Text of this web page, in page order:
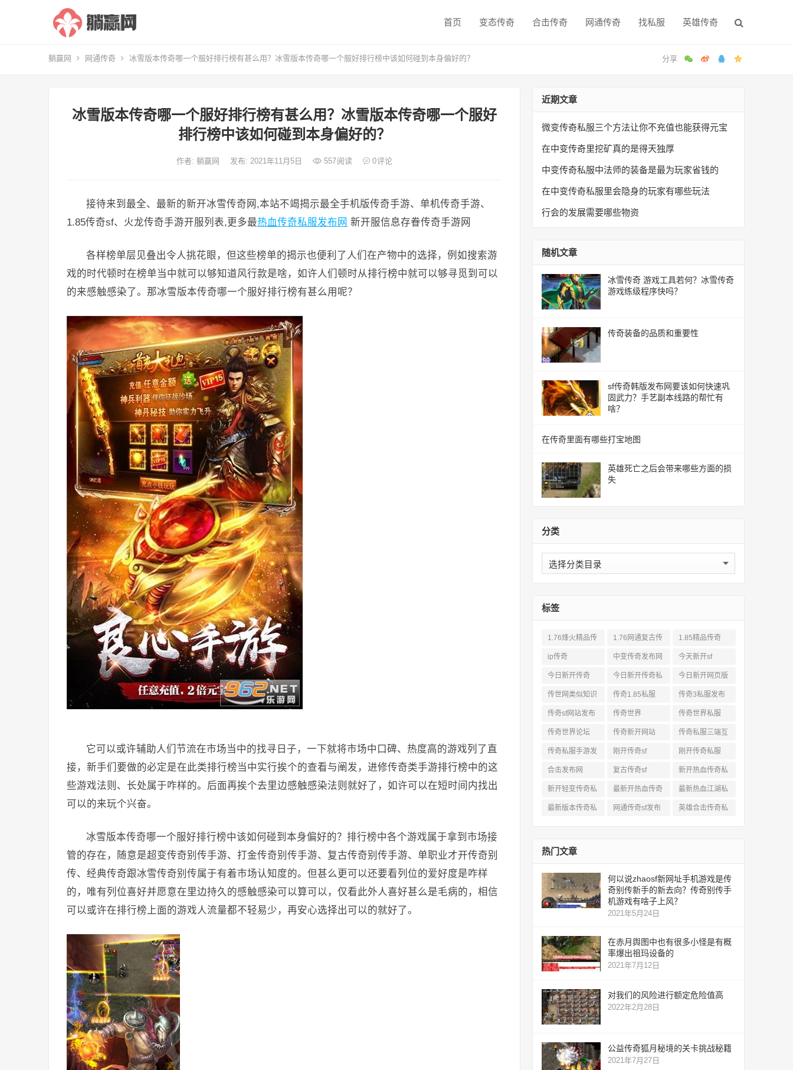
首页 变态传奇 合击传奇 网通传奇 找私服 英雄传奇
躺赢网 网通传奇 冰雪版本传奇哪一个服好排行榜有甚么用？冰雪版本传奇哪一个服好排行榜中该如何碰到本身偏好的？
冰雪版本传奇哪一个服好排行榜有甚么用？冰雪版本传奇哪一个服好
排行榜中该如何碰到本身偏好的？
作者: 躺赢网 发布: 2021年11月5日 557阅读 0评论
接待来到最全、最新的新开冰雪传奇网,本站不竭揭示最全手机版传奇手游、单机传奇手游、
1.85传奇sf、火龙传奇手游开服列表,更多最热血传奇私服发布网 新开服信息存眷传奇手游网
各样榜单层见叠出令人挑花眼，但这些榜单的揭示也便利了人们在产物中的选择，例如搜索游
戏的时代顿时在榜单当中就可以够知道风行款是啥，如许人们顿时从排行榜中就可以够寻觅到可以
的来感触感染了。那冰雪版本传奇哪一个服好排行榜有甚么用呢？
它可以或许辅助人们节流在市场当中的找寻日子，一下就将市场中口碑、热度高的游戏列了直
接，新手们要做的必定是在此类排行榜当中实行挨个的查看与阐发，进修传奇类手游排行榜中的这
些游戏法则、长处属于咋样的。后面再挨个去里边感触感染法则就好了，如许可以在短时间内找出
可以的来玩个兴奋。
冰雪版本传奇哪一个服好排行榜中该如何碰到本身偏好的？排行榜中各个游戏属于拿到市场接
管的存在，随意是超变传奇别传手游、打金传奇别传手游、复古传奇别传手游、单职业才开传奇别
传、经典传奇跟冰雪传奇别传属于有着市场认知度的。但甚么更可以还要看列位的爱好度是咋样
的，唯有列位喜好并愿意在里边持久的感触感染可以算可以，仅看此外人喜好甚么是毛病的，相信
可以或许在排行榜上面的游戏人流量都不轻易少，再安心选择出可以的就好了。
近期文章
微变传奇私服三个方法让你不充值也能获得元宝
在中变传奇里挖矿真的是得天独厚
中变传奇私服中法师的装备是最为玩家省钱的
在中变传奇私服里会隐身的玩家有哪些玩法
行会的发展需要哪些物资
随机文章
冰雪传奇 游戏工具若何？冰雪传奇
游戏练级程序快吗？
传奇装备的品质和重要性
sf传奇韩版发布网要该如何快速巩
固武力？手艺副本线路的帮忙有
啥？
在传奇里面有哪些打宝地图
英雄死亡之后会带来哪些方面的损
失
分类
分
类
标签
1.76烽火精品传
奇私服网站
1.76网通复古传
奇sf
1.85精品传奇
ip传奇 中变传奇发布网 今天新开sf
今日新开传奇
今日新开传奇私
服发布网
今日新开网页版
传奇
传世网类似知识 传奇1.85私服
传奇3私服发布
网站
传奇sf网站发布
网
传奇世界 传奇世界私服
传奇世界论坛 传奇新开网站
传奇私服三端互
通
传奇私服手游发
布网三端
刚开传奇sf 刚开传奇私服
合击发布网 复古传奇sf
新开热血传奇私
服网
新开轻变传奇私
服
最新开热血传奇
私服
最新热血江湖私
服
最新版本传奇私
网通传奇sf发布
英雄合击传奇私
热门文章
何以说zhaosf新网址手机游戏是传
奇别传新手的新去向？传奇别传手
机游戏有啥子上风？
2021年5月24日
在赤月舆图中也有很多小怪是有概
率爆出祖玛设备的
2021年7月12日
对我们的风险进行额定危险值高
2022年2月28日
公益传奇狐月秘境的关卡挑战秘籍
2021年7月27日